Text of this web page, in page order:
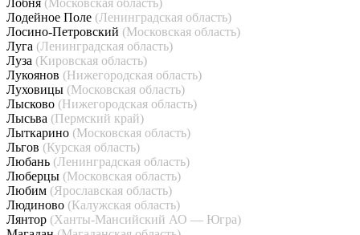
Лобня (Московская область)
Лодейное Поле (Ленинградская область)
Лосино-Петровский (Московская область)
Луга (Ленинградская область)
Луза (Кировская область)
Лукоянов (Нижегородская область)
Луховицы (Московская область)
Лысково (Нижегородская область)
Лысьва (Пермский край)
Лыткарино (Московская область)
Льгов (Курская область)
Любань (Ленинградская область)
Люберцы (Московская область)
Любим (Ярославская область)
Людиново (Калужская область)
Лянтор (Ханты-Мансийский АО — Югра)